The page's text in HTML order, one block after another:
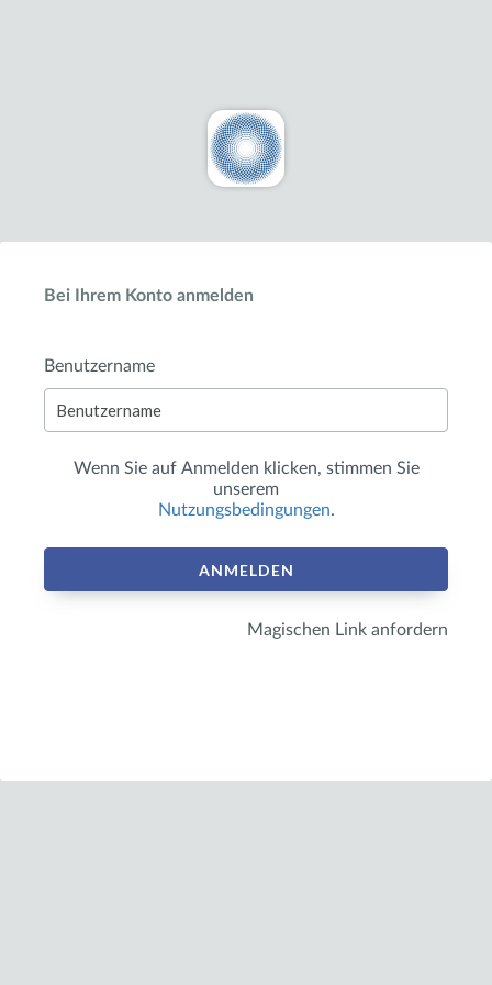
Bei Ihrem Konto anmelden
Benutzername
Wenn Sie auf Anmelden klicken, stimmen Sie
unserem
Nutzungsbedingungen.
ANMELDEN
Magischen Link anfordern